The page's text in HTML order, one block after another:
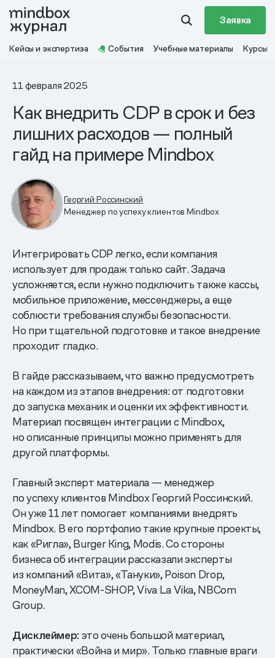
Заявка
Кейсы и экспертиза События Учебные материалы Курсы
11 февраля 2025
Как внедрить CDP в срок и без
лишних расходов — полный
гайд на примере Mindbox
Георгий Россинский
Менеджер по успеху клиентов Mindbox
Интегрировать CDP легко, если компания
использует для продаж только сайт. Задача
усложняется, если нужно подключить также кассы,
мобильное приложение, мессенджеры, а еще
соблюсти требования службы безопасности.
Но при тщательной подготовке и такое внедрение
проходит гладко.
В гайде рассказываем, что важно предусмотреть
на каждом из этапов внедрения: от подготовки
до запуска механик и оценки их эффективности.
Материал посвящен интеграции с Mindbox,
но описанные принципы можно применять для
другой платформы.
Главный эксперт материала — менеджер
по успеху клиентов Mindbox Георгий Россинский.
Он уже 11 лет помогает компаниями внедрять
Mindbox. В его портфолио такие крупные проекты,
как «Ригла», Burger King, Modis. Со стороны
бизнеса об интеграции рассказали эксперты
из компаний «Вита», «Тануки», Poison Drop,
MoneyMan, XCOM-SHOP, Viva La Vika, NBCom
Group.
Дисклеймер: это очень большой материал,
практически «Война и мир». Только главные враги